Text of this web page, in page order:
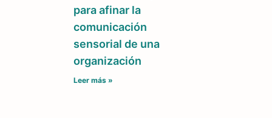
para afinar la
comunicación
sensorial de una
organización
Leer más »